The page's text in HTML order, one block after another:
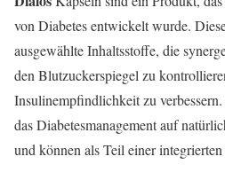
von Diabetes entwickelt wurde.
ausgewählte Inhaltsstoffe, die
den Blutzuckerspiegel zu
Insulinempfindlichkeit zu
das Diabetesmanagement auf
und können als Teil einer